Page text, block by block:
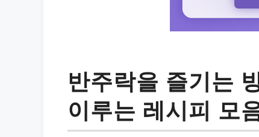
반주락을 즐기는
이루는 레시피 모